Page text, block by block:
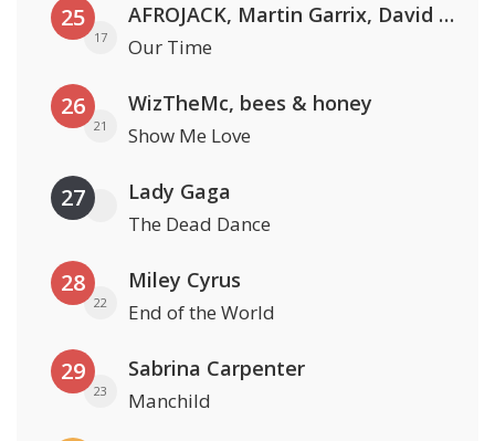
25
17
AFROJACK, Martin Garrix, David Guetta & Amél
Our Time
26
21
WizTheMc, bees & honey
Show Me Love
27 Lady Gaga
The Dead Dance
28
22
Miley Cyrus
End of the World
29
23
Sabrina Carpenter
Manchild